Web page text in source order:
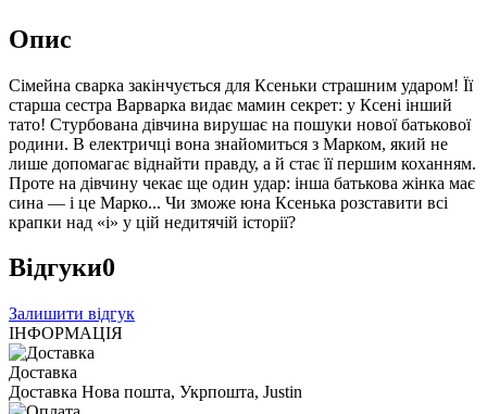
Опис
Сімейна сварка закінчується для Ксеньки страшним ударом! Її
старша сестра Варварка видає мамин секрет: у Ксені інший
тато! Стурбована дівчина вирушає на пошуки нової батькової
родини. В електричці вона знайомиться з Марком, який не
лише допомагає віднайти правду, а й стає її першим коханням.
Проте на дівчину чекає ще один удар: інша батькова жінка має
сина — і це Марко... Чи зможе юна Ксенька розставити всі
крапки над «і» у цій недитячій історії?
Відгуки0
Залишити відгук
ІНФОРМАЦІЯ
Доставка
Доставка Нова пошта, Укрпошта, Justin